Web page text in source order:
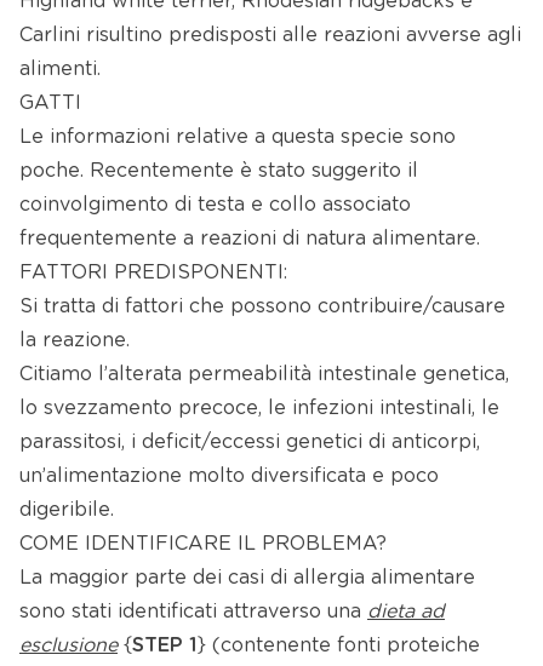
Carlini risultino predisposti alle reazioni avverse agli
alimenti.
GATTI
Le informazioni relative a questa specie sono
poche. Recentemente è stato suggerito il
coinvolgimento di testa e collo associato
frequentemente a reazioni di natura alimentare.
FATTORI PREDISPONENTI:
Si tratta di fattori che possono contribuire/causare
la reazione.
Citiamo l’alterata permeabilità intestinale genetica,
lo svezzamento precoce, le infezioni intestinali, le
parassitosi, i deficit/eccessi genetici di anticorpi,
un’alimentazione molto diversificata e poco
digeribile.
COME IDENTIFICARE IL PROBLEMA?
La maggior parte dei casi di allergia alimentare
sono stati identificati attraverso una dieta ad
esclusione{STEP 1 } (contenente fonti proteiche